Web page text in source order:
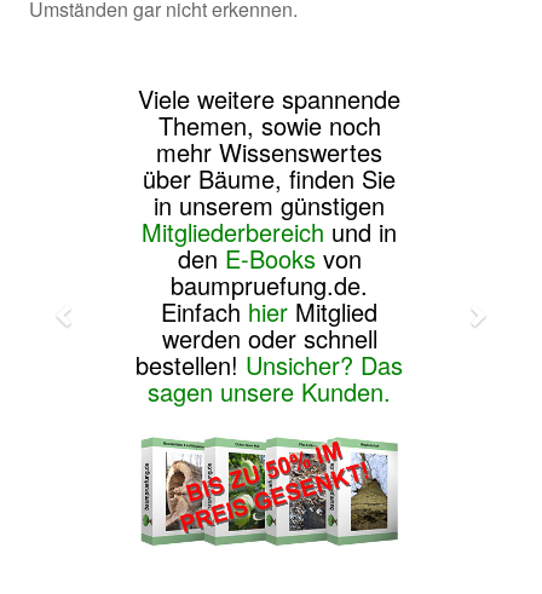
Umständen gar nicht erkennen.
Viele weitere spannende
Themen, sowie noch
mehr Wissenswertes
über Bäume, finden Sie
in unserem günstigen
Mitgliederbereich und in
den E-Booksvon
baumpruefung.de.
Einfach hier Mitglied
werden oder schnell
bestellen! Unsicher? Das
sagen unsere Kunden.